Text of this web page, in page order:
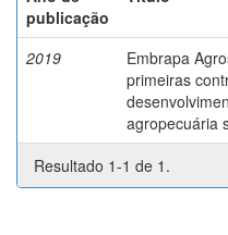
publicação
2019
Embrapa
primeiras
agropecuária
Resultado 1-1 de 1.